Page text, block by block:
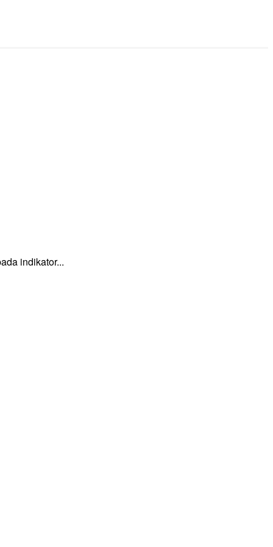
indikator...